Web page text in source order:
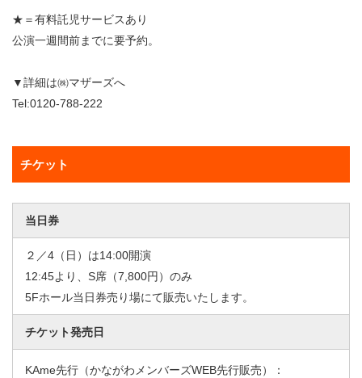
★＝有料託児サービスあり
公演一週間前までに要予約。
▼詳細は㈱マザーズへ
Tel:0120-788-222
チケット
当日券
２／4（日）は14:00開演
12:45より、S席（7,800円）のみ
5Fホール当日券売り場にて販売いたします。
チケット発売日
KAme先行（かながわメンバーズWEB先行販売）：